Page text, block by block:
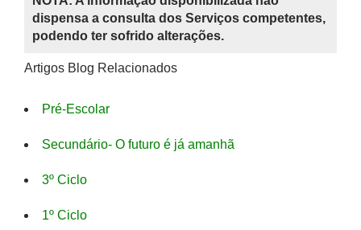
dispensa a consulta dos Serviços competentes,
podendo ter sofrido alterações.
Artigos Blog Relacionados
Pré-Escolar
Secundário- O futuro é já amanhã
3º Ciclo
1º Ciclo